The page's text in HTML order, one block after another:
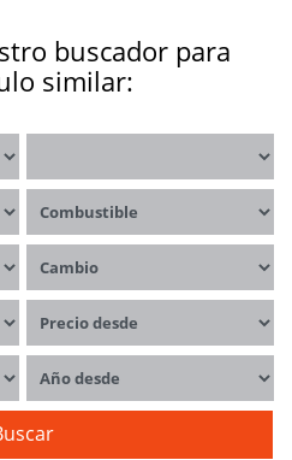
buscador para
similar:
Combustible
Cambio
Precio desde
Año desde